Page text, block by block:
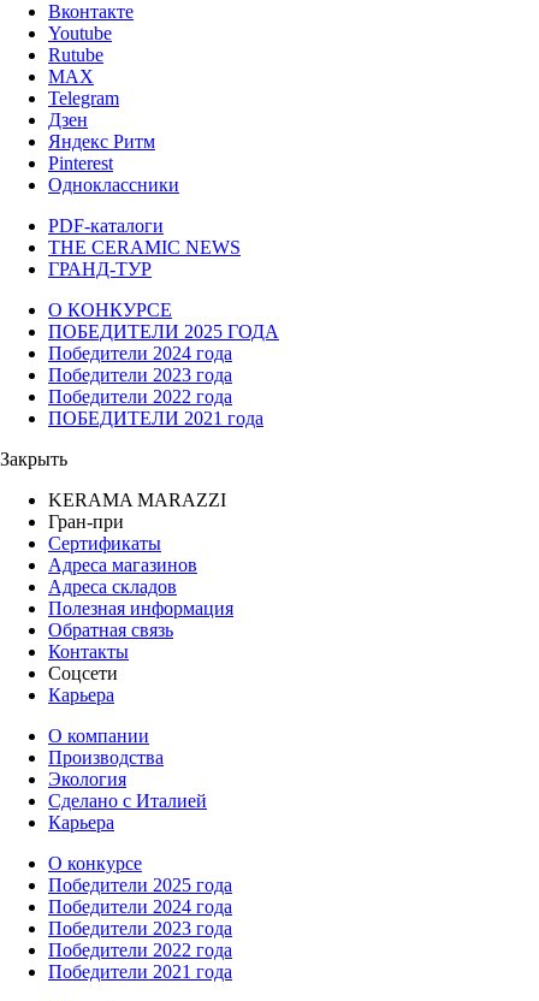
Вконтакте
Youtube
Rutube
MAX
Telegram
Дзен
Яндекс Ритм
Pinterest
Одноклассники
PDF-каталоги
THE CERAMIC NEWS
ГРАНД-ТУР
О КОНКУРСЕ
ПОБЕДИТЕЛИ 2025 ГОДА
Победители 2024 года
Победители 2023 года
Победители 2022 года
ПОБЕДИТЕЛИ 2021 года
Закрыть
KERAMA MARAZZI
Гран-при
Сертификаты
Адреса магазинов
Адреса складов
Полезная информация
Обратная связь
Контакты
Соцсети
Карьера
О компании
Производства
Экология
Сделано с Италией
Карьера
О конкурсе
Победители 2025 года
Победители 2024 года
Победители 2023 года
Победители 2022 года
Победители 2021 года